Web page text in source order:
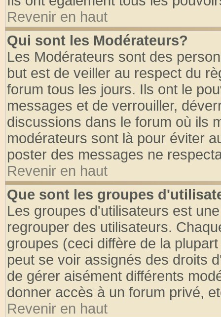
Revenir en haut
Qui sont les Modérateurs?
Les Modérateurs sont des
but est de veiller au respect du
forum tous les jours. Ils ont le
messages et de verrouiller,
discussions dans le forum où ils
modérateurs sont là pour éviter
poster des messages ne
Revenir en haut
Que sont les groupes
Les groupes d'utilisateurs est
regrouper des utilisateurs.
groupes (ceci diffère de la
peut se voir assignés des droits
de gérer aisément différents
donner accès à un forum privé,
Revenir en haut